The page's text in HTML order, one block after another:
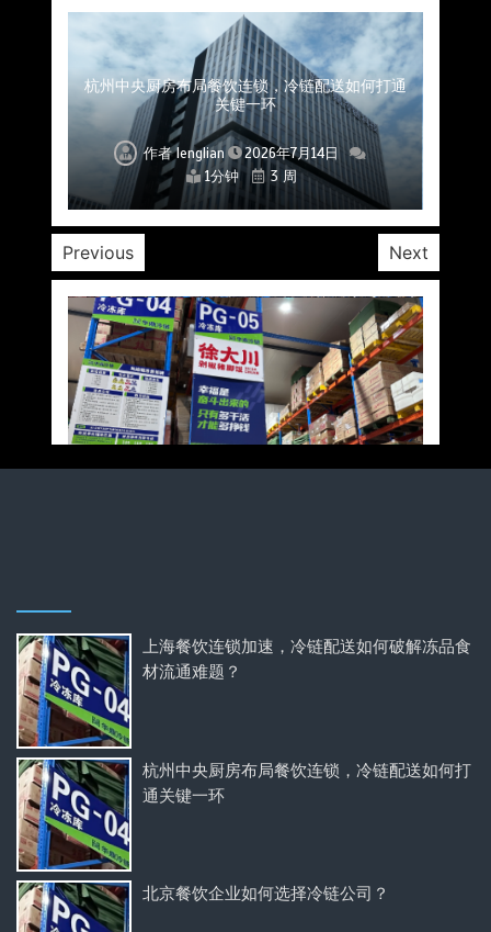
上海餐饮连锁加速，冷链配送如何破解冻品食材
流通难题？
作者lenglian
2026年7月14日
1分钟
3 周
杭州中央厨房布局餐饮连锁，冷链配送如何打通
关键一环
作者lenglian
2026年7月14日
1分钟
3 周
北京餐饮企业如何选择冷链公司？
作者lenglian
2026年7月14日
1分钟
3 周
深圳冷链物流如何护航餐饮连锁？冻品食材流通
全解析
作者lenglian
2026年7月14日
1分钟
3 周
北京餐饮仓配一体化的核心价值与落地实践解析
作者lenglian
2026年7月14日
1分钟
3 周
武汉冻品配送三要素：控温、时效、低成本如何
兼得？
作者lenglian
2026年7月14日
1分钟
3 周
重庆冷链布局解冻食材运输密码，餐饮连锁如何
稳控品质？
作者lenglian
2026年7月14日
1分钟
3 周
Previous Next
上海餐饮连锁加速，冷链配送如何破解冻品食
材流通难题？
杭州中央厨房布局餐饮连锁，冷链配送如何打
通关键一环
北京餐饮企业如何选择冷链公司？